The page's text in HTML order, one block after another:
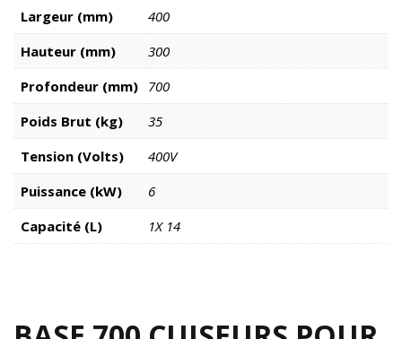
Largeur (mm)
400
Hauteur (mm)
300
Profondeur (mm) 700
Poids Brut (kg)
35
Tension (Volts)
400V
Puissance (kW)
6
Capacité (L)
1X 14